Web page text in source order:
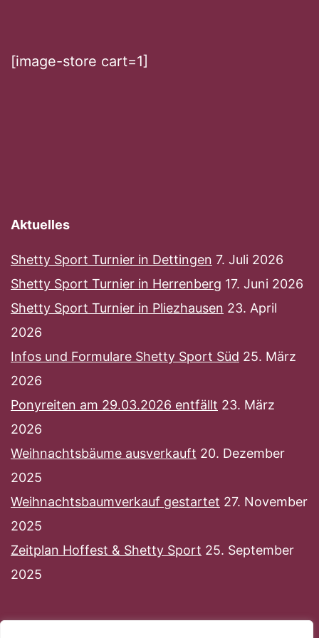
[image-store cart=1]
Aktuelles
Shetty Sport Turnier in Dettingen 7. Juli 2026
Shetty Sport Turnier in Herrenberg 17. Juni 2026
Shetty Sport Turnier in Pliezhausen 23. April
2026
Infos und Formulare Shetty Sport Süd 25. März
2026
Ponyreiten am 29.03.2026 entfällt 23. März
2026
Weihnachtsbäume ausverkauft 20. Dezember
2025
Weihnachtsbaumverkauf gestartet 27. November
2025
Zeitplan Hoffest & Shetty Sport 25. September
2025